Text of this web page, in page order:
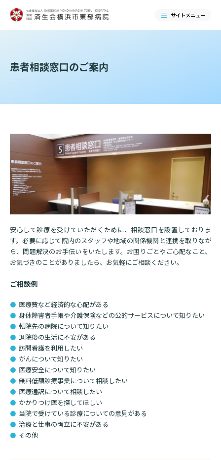
サイトメニュー
当院のご紹介
当院のご紹介トップ
基本情報
院長あいさつ
幹部紹介
理念・方針・患者さんの権利
施設概要と沿革
倫理に関する事
情報公開
厚生労働大臣が定める掲示事項
施設認定
数字で見る東部病院のいま
ご来院される方へトップ
再診の方へ
セカンドオピニオンのご案内
外来のお会計について
入院・面会について
入院が決まったら
入院中の過ごし方
診療科・センター・部門
医療機関・医療者の方へ
医療機関・医療者の方へトップ
医療連携センターについて
患者さんのご紹介方法
医療連携センター長ごあいさつ
医療連携センターのご案内
医療機関様からのよくあるご質問
連携登録医制度
お知らせ
イベント
採用情報
病院ボランティア募集
患者相談窓口のご案内
安心して診療を受けていただくために、相談窓口を設置しておりま
す。必要に応じて院内のスタッフや地域の関係機関と連携を取りなが
ら、問題解決のお手伝いをいたします。お困りごとやご心配なこと、
お気づきのことがありましたら、お気軽にご相談ください。
ご相談例
医療費など経済的な心配がある
身体障害者手帳や介護保険などの公的サービスについて知りたい
転院先の病院について知りたい
退院後の生活に不安がある
訪問看護を利用したい
がんについて知りたい
医療安全について知りたい
無料低額診療事業について相談したい
医療通訳について相談したい
かかりつけ医を探してほしい
当院で受けている診療についての意見がある
治療と仕事の両立に不安がある
その他